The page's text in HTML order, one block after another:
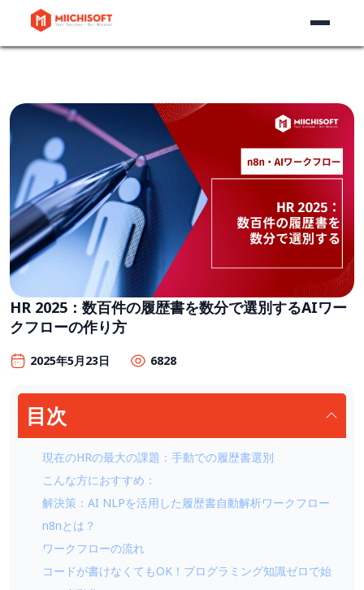
HR 2025：数百件の履歴書を数分で選別するAIワー
クフローの作り方
2025年5月23日 6828
目次
現在のHRの最大の課題：手動での履歴書選別
こんな方におすすめ：
解決策：AI NLPを活用した履歴書自動解析ワークフロー
n8nとは？
ワークフローの流れ
コードが書けなくてもOK！プログラミング知識ゼロで始